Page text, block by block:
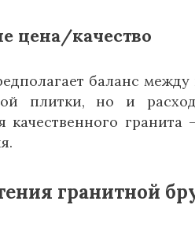
цена/качество
баланс
плитки, но и
гранита
гранитной